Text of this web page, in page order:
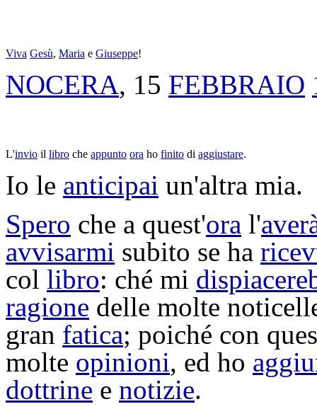
Viva Gesù, Maria e Giuseppe!
NOCERA, 15 FEBBRAIO
L'invio il libro che appunto ora ho finito di aggiustare.
Io le anticipai un'altra mia.
Spero che a quest'ora l'
avvisarmi subito se ha
col libro: ché mi
ragione delle molte
gran fatica; poiché con
molte opinioni, ed ho
dottrine e notizie.